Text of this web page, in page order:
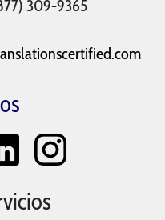
Testamentos
309-9365